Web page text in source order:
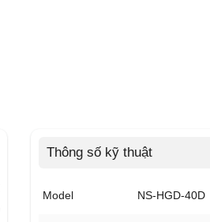
Thông số kỹ thuật
Model NS-HGD-40D